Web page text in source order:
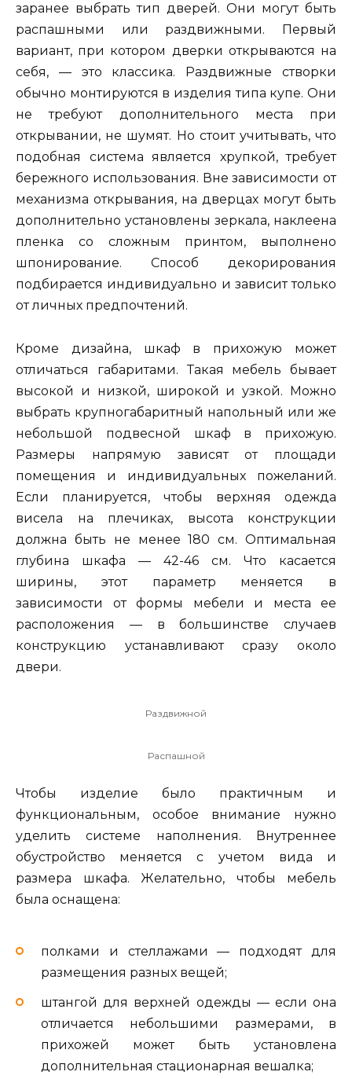
заранее выбрать тип дверей. Они могут быть
распашными или раздвижными. Первый
вариант, при котором дверки открываются на
себя, — это классика. Раздвижные створки
обычно монтируются в изделия типа купе. Они
не требуют дополнительного места при
открывании, не шумят. Но стоит учитывать, что
подобная система является хрупкой, требует
бережного использования. Вне зависимости от
механизма открывания, на дверцах могут быть
дополнительно установлены зеркала, наклеена
пленка со сложным принтом, выполнено
шпонирование. Способ декорирования
подбирается индивидуально и зависит только
от личных предпочтений.
Кроме дизайна, шкаф в прихожую может
отличаться габаритами. Такая мебель бывает
высокой и низкой, широкой и узкой. Можно
выбрать крупногабаритный напольный или же
небольшой подвесной шкаф в прихожую.
Размеры напрямую зависят от площади
помещения и индивидуальных пожеланий.
Если планируется, чтобы верхняя одежда
висела на плечиках, высота конструкции
должна быть не менее 180 см. Оптимальная
глубина шкафа — 42-46 см. Что касается
ширины, этот параметр меняется в
зависимости от формы мебели и места ее
расположения — в большинстве случаев
конструкцию устанавливают сразу около
двери.
Раздвижной
Распашной
Чтобы изделие было практичным и
функциональным, особое внимание нужно
уделить системе наполнения. Внутреннее
обустройство меняется с учетом вида и
размера шкафа. Желательно, чтобы мебель
была оснащена:
полками и стеллажами — подходят для
размещения разных вещей;
штангой для верхней одежды — если она
отличается небольшими размерами, в
прихожей может быть установлена
дополнительная стационарная вешалка;